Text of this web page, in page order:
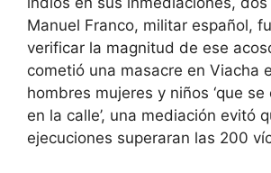
Manuel Franco, militar español,
verificar la magnitud de ese
cometió una masacre en Viacha
hombres mujeres y niños ‘que
en la calle’, una mediación evitó
ejecuciones superaran las 200